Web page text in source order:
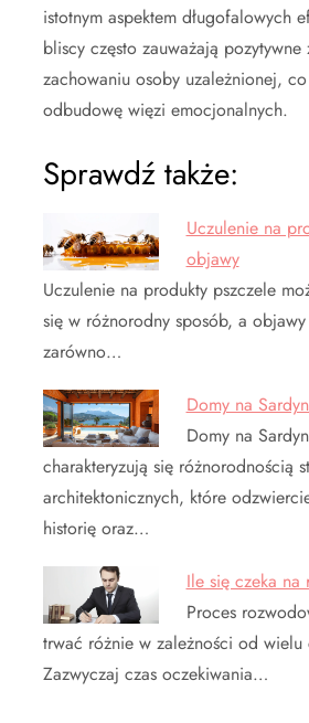
istotnym aspektem długofalowych
bliscy często zauważają pozytywne
zachowaniu osoby uzależnionej,
odbudowę więzi emocjonalnych.
Sprawdź także:
Uczulenie na
objawy
Uczulenie na produkty pszczele
się w różnorodny sposób, a
zarówno…
Domy na
Domy na
charakteryzują się różnorodnością
architektonicznych, które
historię oraz…
Ile się czeka na
Proces
trwać różnie w zależności od wielu
Zazwyczaj czas oczekiwania…